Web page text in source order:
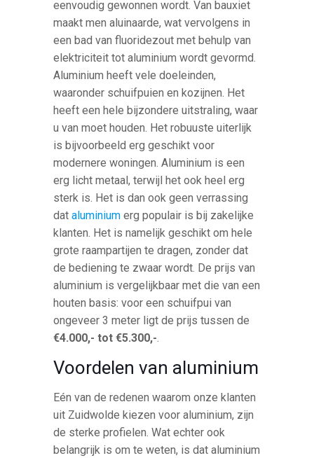
eenvoudig gewonnen wordt. Van bauxiet
maakt men aluinaarde, wat vervolgens in
een bad van fluoridezout met behulp van
elektriciteit tot aluminium wordt gevormd.
Aluminium heeft vele doeleinden,
waaronder schuifpuien en kozijnen. Het
heeft een hele bijzondere uitstraling, waar
u van moet houden. Het robuuste uiterlijk
is bijvoorbeeld erg geschikt voor
modernere woningen. Aluminium is een
erg licht metaal, terwijl het ook heel erg
sterk is. Het is dan ook geen verrassing
dataluminium erg populair is bij zakelijke
klanten. Het is namelijk geschikt om hele
grote raampartijen te dragen, zonder dat
de bediening te zwaar wordt. De prijs van
aluminium is vergelijkbaar met die van een
houten basis: voor een schuifpui van
ongeveer 3 meter ligt de prijs tussen de
€4.000,- tot €5.300,-.
Voordelen van aluminium
Eén van de redenen waarom onze klanten
uit Zuidwolde kiezen voor aluminium, zijn
de sterke profielen. Wat echter ook
belangrijk is om te weten, is dat aluminium